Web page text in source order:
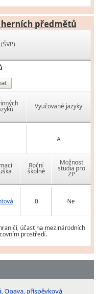
předmětů
Vyučované jazyky
A
Roční
školné
Možnost
studia pro
ZP
0 Ne
účast na mezinárodních
prostředí.
Opava, příspěvková